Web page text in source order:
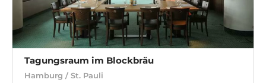
Tagungsraum im Blockbräu
Hamburg / St. Pauli